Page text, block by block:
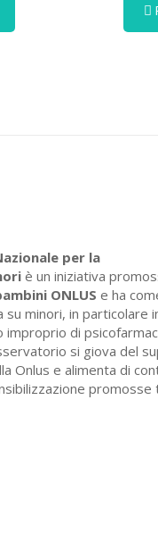
per la
è un iniziativa
ONLUS e ha
minori, in particolare
improprio di
si giova del
Onlus e alimenta di
promosse